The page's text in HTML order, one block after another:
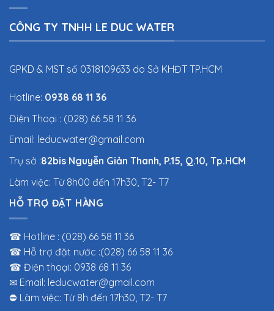
CÔNG TY TNHH LE DUC WATER
GPKD & MST số 0318109633 do Sở KHĐT TP.HCM
Hotline: 0938 68 11 36
Điện Thoại : (028) 66 58 11 36
Email: leducwater@gmail.com
Trụ sở :82bis Nguyễn Giản Thanh, P.15, Q.10, Tp.HCM
Làm việc: Từ 8h00 đến 17h30, T2- T7
HỖ TRỢ ĐẶT HÀNG
☎ Hotline : (028) 66 58 11 36
☎ Hỗ trợ đặt nước :(028) 66 58 11 36
☎ Điện thoại: 0938 68 11 36
✉ Email: leducwater@gmail.com
⛔ Làm việc: Từ 8h đến 17h30, T2- T7